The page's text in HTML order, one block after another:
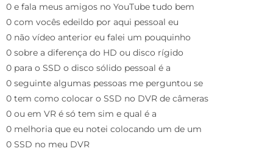
0 e fala meus amigos no YouTube tudo bem
0 com vocês edeildo por aqui pessoal eu
0 não vídeo anterior eu falei um pouquinho
0 sobre a diferença do HD ou disco rígido
0 para o SSD o disco sólido pessoal é a
0 seguinte algumas pessoas me perguntou se
0 tem como colocar o SSD no DVR de câmeras
0 ou em VR é só tem sim e qual é a
0 melhoria que eu notei colocando um de um
0 SSD no meu DVR